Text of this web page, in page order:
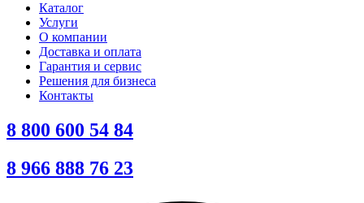
Каталог
Услуги
О компании
Доставка и оплата
Гарантия и сервис
Решения для бизнеса
Контакты
8 800 600 54 84
8 966 888 76 23